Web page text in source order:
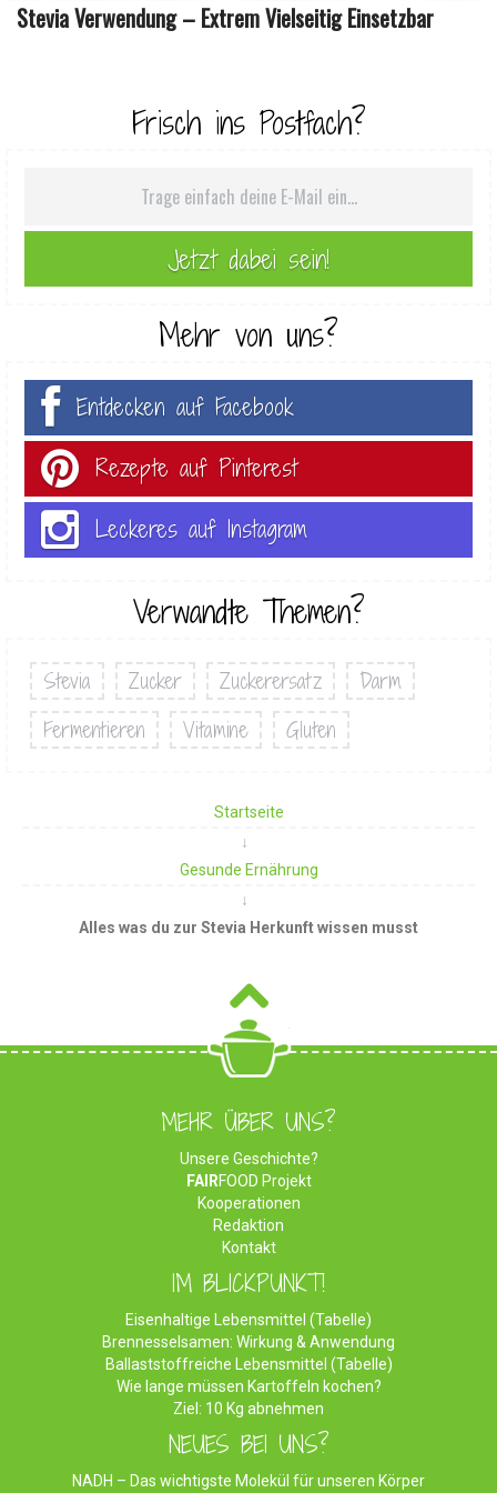
Stevia Verwendung – Extrem Vielseitig Einsetzbar
Frisch ins Postfach?
Mehr von uns?
Entdecken auf Facebook
Rezepte auf Pinterest
Leckeres auf Instagram
Verwandte Themen?
Stevia Zucker Zuckerersatz
Darm
Fermentieren
Vitamine Gluten
Startseite
Gesunde Ernährung
Alles was du zur Stevia Herkunft wissen musst
MEHR ÜBER UNS?
Unsere Geschichte?
FAIRFOOD Projekt
Kooperationen
Redaktion
Kontakt
IM BLICKPUNKT!
Eisenhaltige Lebensmittel (Tabelle)
Brennesselsamen: Wirkung & Anwendung
Ballaststoffreiche Lebensmittel (Tabelle)
Wie lange müssen Kartoffeln kochen?
Ziel: 10 Kg abnehmen
NEUES BEI UNS?
NADH – Das wichtigste Molekül für unseren Körper